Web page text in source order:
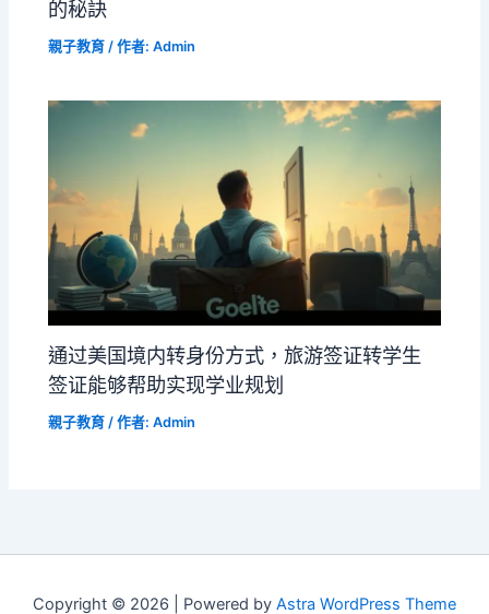
的秘訣
親子教育 / 作者:Admin
通过美国境内转身份方式，旅游签证转学生
签证能够帮助实现学业规划
親子教育 / 作者:Admin
Copyright © 2026 | Powered by Astra WordPress Theme